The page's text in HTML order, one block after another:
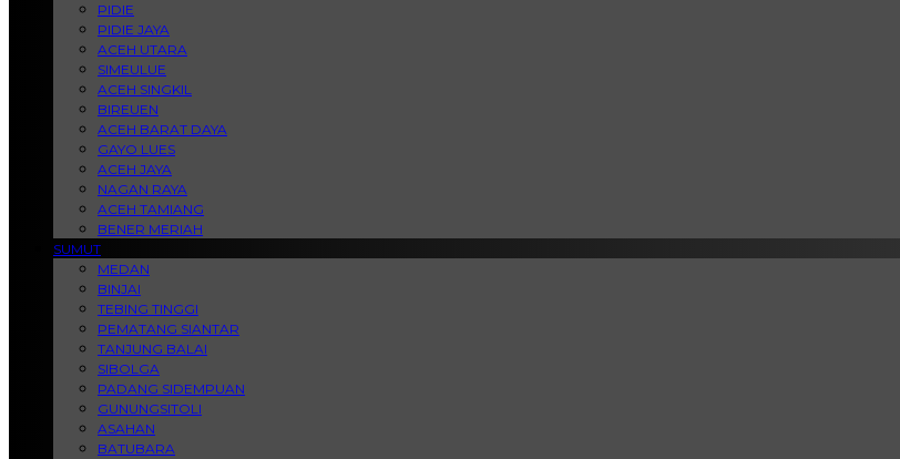
PIDIE
PIDIE JAYA
ACEH UTARA
SIMEULUE
ACEH SINGKIL
BIREUEN
ACEH BARAT DAYA
GAYO LUES
ACEH JAYA
NAGAN RAYA
ACEH TAMIANG
BENER MERIAH
SUMUT
MEDAN
BINJAI
TEBING TINGGI
PEMATANG SIANTAR
TANJUNG BALAI
SIBOLGA
PADANG SIDEMPUAN
GUNUNGSITOLI
ASAHAN
BATUBARA